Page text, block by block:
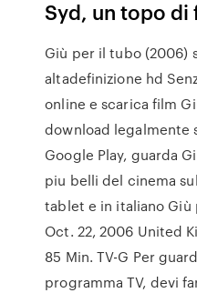
Syd, un topo di
Giù per il tubo (2006)
altadefinizione hd
online e scarica film
download legalmente
Google Play, guarda
piu belli del cinema
tablet e in italiano
Oct. 22, 2006 United
85 Min. TV-G Per
programma TV, devi